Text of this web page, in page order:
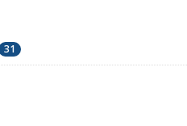
31